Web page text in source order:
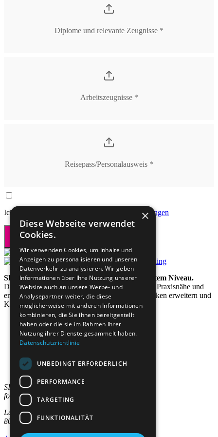
Diplome und relevante Zeugnisse *
Arbeitszeugnisse *
Reisepass/Personalausweis *
Ich akzeptiere die allgemeinen Geschäftsbedingungen
SIAL steht für lebenslanges Lernen auf höchstem Niveau.
Das Institut verbindet akademische Exzellenz mit Praxisnähe und
entwickelt Programme, die Wissen vertiefen, Denken erweitern und
Karrieren nachhaltig gestalten.
Studienangebote
Für Unternehmen
Institut
SIAL Swiss Institut
for Advanced Learning AG
Lagerstrasse 5
8004 Zürich
×
Diese Webseite verwendet
Cookies.
Wir verwenden Cookies, um Inhalte und
Anzeigen zu personalisieren und unseren
Datenverkehr zu analysieren. Wir geben
Informationen über Ihre Nutzung unserer
Website auch an unsere Werbe- und
Analysepartner weiter, die diese
möglicherweise mit anderen Informationen
kombinieren, die Sie ihnen bereitgestellt
haben oder die sie im Rahmen Ihrer
Nutzung ihrer Dienste gesammelt haben.
Datenschutzrichtlinie
UNBEDINGT ERFORDERLICH
PERFORMANCE
TARGETING
FUNKTIONALITÄT